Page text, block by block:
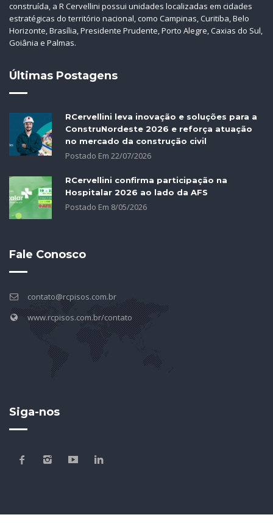
construída, a R Cervellini possui unidades localizadas em cidades
estratégicas do território nacional, como Campinas, Curitiba, Belo
Horizonte, Brasília, Presidente Prudente, Porto Alegre, Caxias do Sul,
Goiânia e Palmas.
Últimas Postagens
RCervellini leva inovação e soluções para a
ConstruNordeste 2026 e reforça atuação
no mercado da construção civil
Postado Em 22/07/2026
RCervellini confirma participação na
Hospitalar 2026 ao lado da AFS
Postado Em 8/05/2026
Fale Conosco
contato@rcpisos.com.br
www.rcpisos.com.br/contato
Siga-nos